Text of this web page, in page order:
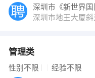
深圳市《新世界国
深圳市地王大厦斜
管理类
性别不限 经验不限